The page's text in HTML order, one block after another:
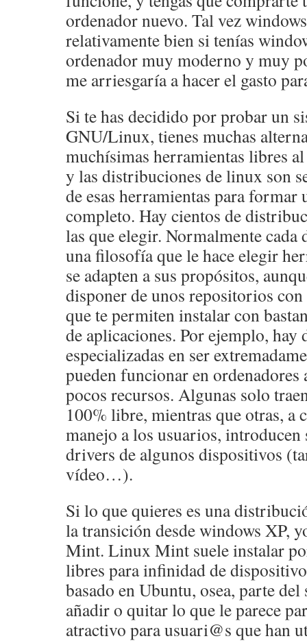
ordenador nuevo. Tal vez
relativamente bien si tenías
ordenador muy moderno y muy
me arriesgaría a hacer el gasto
Si te has decidido por probar un
GNU/Linux, tienes muchas
muchísimas herramientas libres
y las distribuciones de linux son
de esas herramientas para formar
completo. Hay cientos de
las que elegir. Normalmente
una filosofía que le hace elegir
se adapten a sus propósitos,
disponer de unos repositorios
que te permiten instalar con
de aplicaciones. Por ejemplo,
especializadas en ser
pueden funcionar en
pocos recursos. Algunas solo
100% libre, mientras que otras, a
manejo a los usuarios,
drivers de algunos dispositivos
vídeo…).
Si lo que quieres es una
la transición desde windows XP,
Mint. Linux Mint suele instalar
libres para infinidad de
basado en Ubuntu, osea, parte
añadir o quitar lo que le parece
atractivo para usuari@s que han